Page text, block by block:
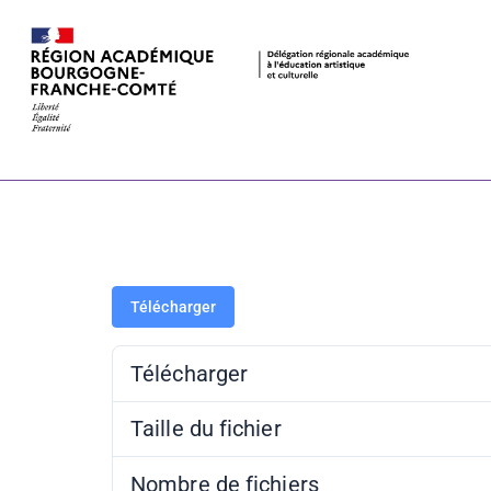
Télécharger
Télécharger
Taille du fichier
Nombre de fichiers